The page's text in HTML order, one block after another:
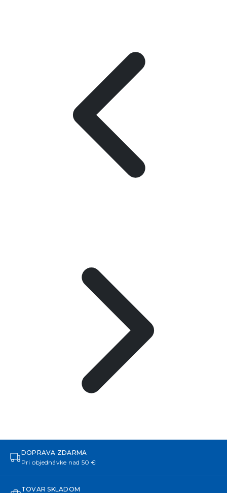
DOPRAVA ZDARMA
Pri objednávke nad 50 €
TOVAR SKLADOM